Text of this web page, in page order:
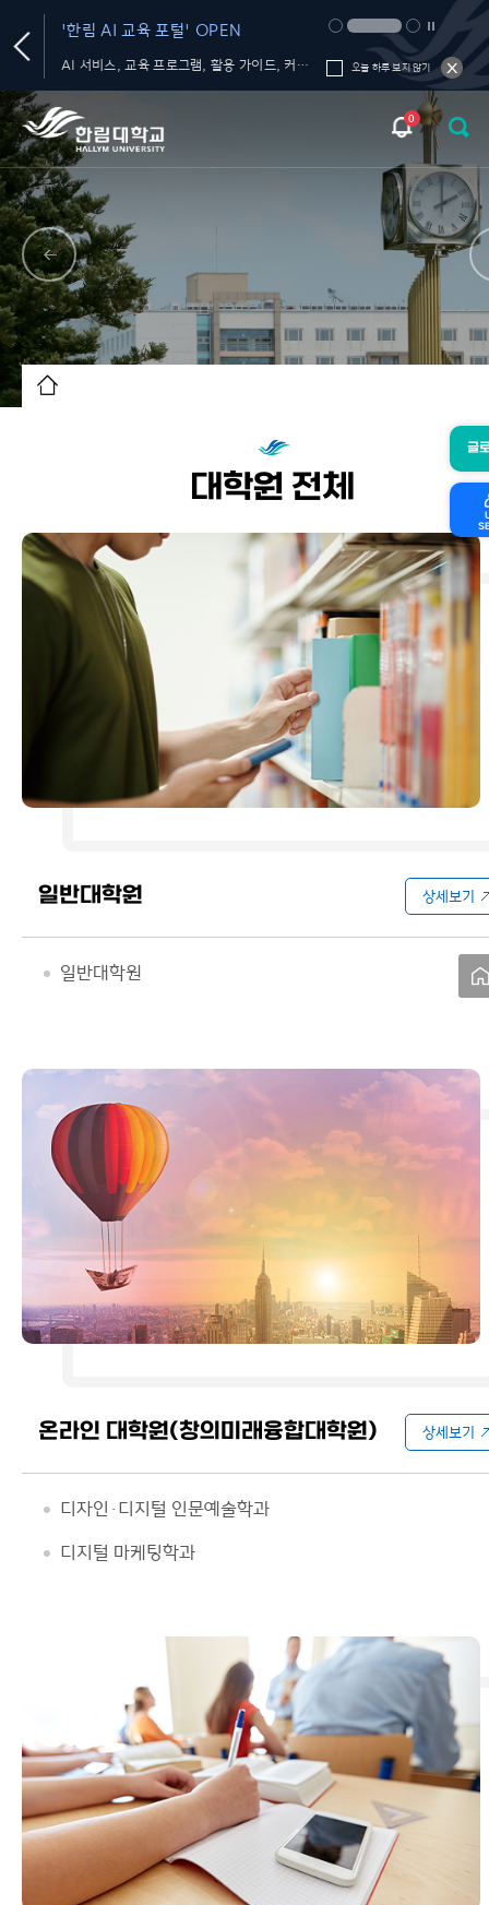
'한림 AI 교육 포털' OPEN
AI 서비스, 교육 프로그램, 활용 가이드, 커뮤니티를 한 곳에서!
생성형 AI 올인원 플랫폼 'HAI-GPT
서비스' OPEN
학내 대화의 신뢰를 재미있고 편하게 챙기는 FactChat
오늘 하루 보지 않기
0
글
대학원 전체
일반대학원 상세보기
일반대학원
온라인 대학원(창의미래융합대학원) 상세보기
디자인·디지털 인문예술학과
디지털 마케팅학과